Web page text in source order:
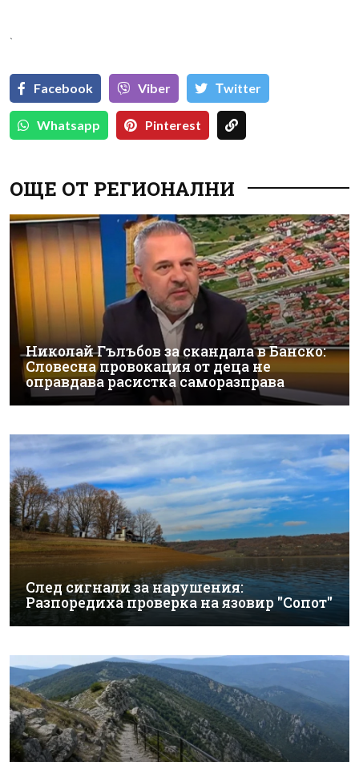
`
Facebook Viber Тwitter
Whatsapp Pinterest
ОЩЕ ОТ РЕГИОНАЛНИ
Николай Гълъбов за скандала в Банско:
Словесна провокация от деца не
оправдава расистка саморазправа
След сигнали за нарушения:
Разпоредиха проверка на язовир "Сопот"